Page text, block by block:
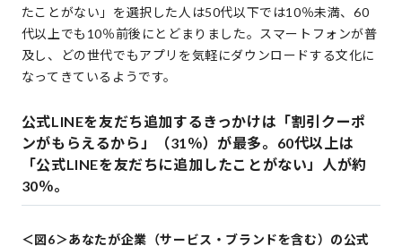
たことがない」を選択した人は50代以下では10％未満、60
代以上でも10％前後にとどまりました。スマートフォンが普
及し、どの世代でもアプリを気軽にダウンロードする文化に
なってきているようです。
公式LINEを友だち追加するきっかけは「割引クーポ
ンがもらえるから」（31％）が最多。60代以上は
「公式LINEを友だちに追加したことがない」人が約
30％。
＜図6＞あなたが企業（サービス・ブランドを含む）の公式